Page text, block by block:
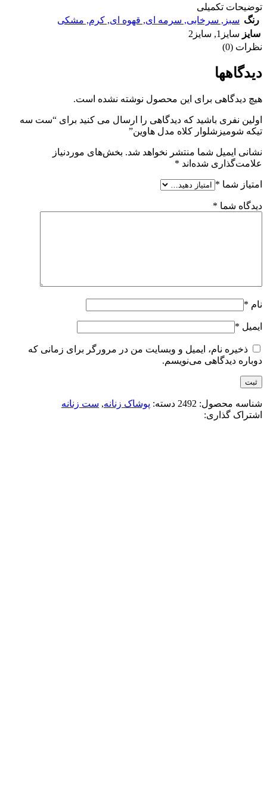
توضیحات تکمیلی
رنگ سبز , سرخابی, سرمه ای, قهوه ای, کرم, مشکی
سایز سایز1 , سایز2
نظرات (0)
دیدگاهها
هیچ دیدگاهی برای این محصول نوشته نشده است.
اولین نفری باشید که دیدگاهی را ارسال می کنید برای “ست سه
تيکه شوميزشلوار کلاه مدل هاوين”
نشانی ایمیل شما منتشر نخواهد شد. بخش‌های موردنیاز
علامت‌گذاری شده‌اند *
امتیاز شما *
دیدگاه شما *
نام *
ایمیل *
ذخیره نام، ایمیل و وبسایت من در مرورگر برای زمانی که
دوباره دیدگاهی می‌نویسم.
شناسه محصول: 2492 دسته: پوشاک زنانه, ست زنانه
اشتراک گذاری: